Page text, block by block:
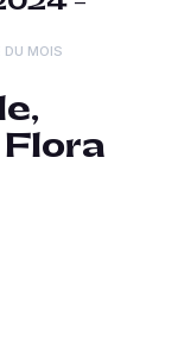
DU MOIS